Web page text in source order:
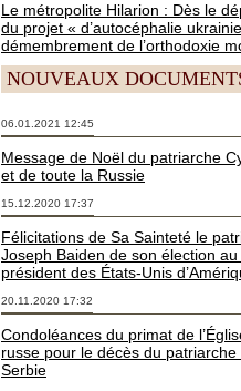
Le métropolite Hilarion : Dès le
du projet « d’autocéphalie
démembrement de l’orthodoxie
NOUVEAUX
06.01.2021 12:45
Message de Noël du patriarche
et de toute la Russie
15.12.2020 17:37
Félicitations de Sa Sainteté le
Joseph Baiden de son élection
président des États-Unis
20.11.2020 17:32
Condoléances du primat de
russe pour le décès du
Serbie